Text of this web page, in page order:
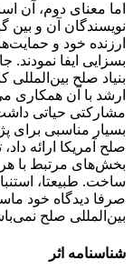
اما معنای دوم، ‌آن
نویسندگان آن و بین
ارزنده خود و
بسزایی ایفا نمودند.
بنیاد صلح
ارشد با آن همکاری
مشارکتی حیاتی
بسیار مناسبی برای
صلح آمریکا ارائه
بخش‌های مرتبط با
ساخت. طبیعتا،
صرفا دیدگاه خود
بین‌المللی صلح
شناسنامه اثر